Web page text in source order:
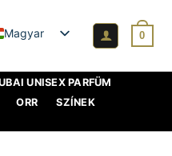
Magyar 0
UNISEX PARFÜM
ORR
SZÍNEK